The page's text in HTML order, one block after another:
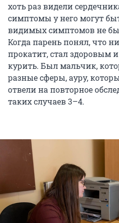
хоть раз видели
симптомы у него могут
видимых симптомов не
Когда парень понял, что
прокатит, стал здоровым
курить. Был мальчик,
разные сферы, ауру,
отвели на повторное
таких случаев 3–4.